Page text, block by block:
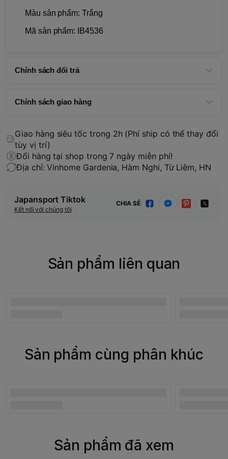
Màu sản phẩm: Trắng
Mã sản phẩm: IB4536
Chính sách đổi trả
Chính sách giao hàng
Giao hàng siêu tốc trong 2h (Phí ship có thể thay đổi
tùy vị trí)
Đổi hàng tại shop trong 7 ngày miễn phí!
Địa chỉ: Vinhome Gardenia, Hàm Nghi, Từ Liêm, HN
Japansport Tiktok
Kết nối với chúng tôi
CHIA SẺ
Sản phẩm liên quan
Sản phẩm cùng phân khúc
Sản phẩm đã xem